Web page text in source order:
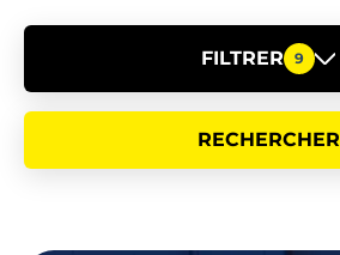
FILTRER 9